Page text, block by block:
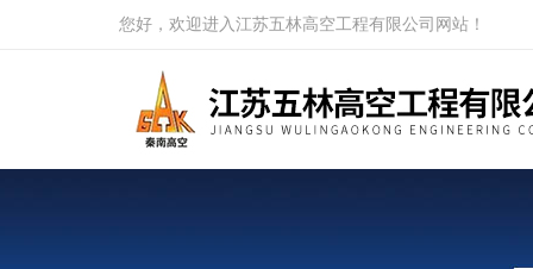
您好，欢迎进入江苏五林高空工程有限公司网站！